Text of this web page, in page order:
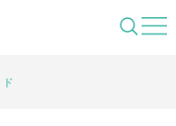
を照らすメディ